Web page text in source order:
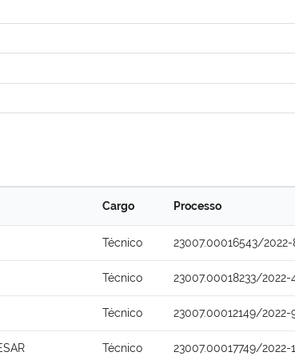
Cargo Processo
Técnico 23007.00016543/2022-
Técnico 23007.00018233/2022-
Técnico 23007.00012149/2022-
Técnico 23007.00017749/2022-